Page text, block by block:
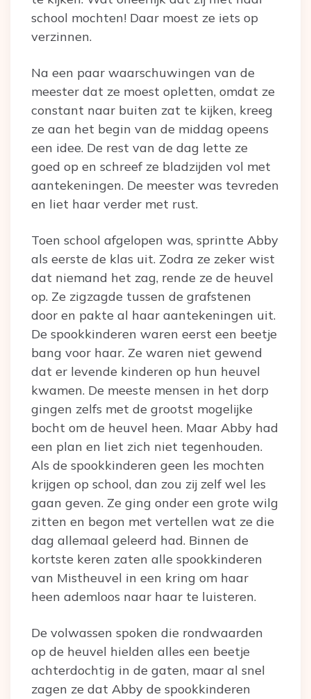
school mochten! Daar moest ze iets op
verzinnen.
Na een paar waarschuwingen van de
meester dat ze moest opletten, omdat ze
constant naar buiten zat te kijken, kreeg
ze aan het begin van de middag opeens
een idee. De rest van de dag lette ze
goed op en schreef ze bladzijden vol met
aantekeningen. De meester was tevreden
en liet haar verder met rust.
Toen school afgelopen was, sprintte Abby
als eerste de klas uit. Zodra ze zeker wist
dat niemand het zag, rende ze de heuvel
op. Ze zigzagde tussen de grafstenen
door en pakte al haar aantekeningen uit.
De spookkinderen waren eerst een beetje
bang voor haar. Ze waren niet gewend
dat er levende kinderen op hun heuvel
kwamen. De meeste mensen in het dorp
gingen zelfs met de grootst mogelijke
bocht om de heuvel heen. Maar Abby had
een plan en liet zich niet tegenhouden.
Als de spookkinderen geen les mochten
krijgen op school, dan zou zij zelf wel les
gaan geven. Ze ging onder een grote wilg
zitten en begon met vertellen wat ze die
dag allemaal geleerd had. Binnen de
kortste keren zaten alle spookkinderen
van Mistheuvel in een kring om haar
heen ademloos naar haar te luisteren.
De volwassen spoken die rondwaarden
op de heuvel hielden alles een beetje
achterdochtig in de gaten, maar al snel
zagen ze dat Abby de spookkinderen